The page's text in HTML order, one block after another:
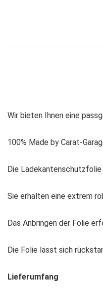
Wir bieten Ihnen eine
100% Made by Carat-
Die
Sie erhalten eine extrem
Das Anbringen der Folie
Die Folie lässt sich
Lieferumfang